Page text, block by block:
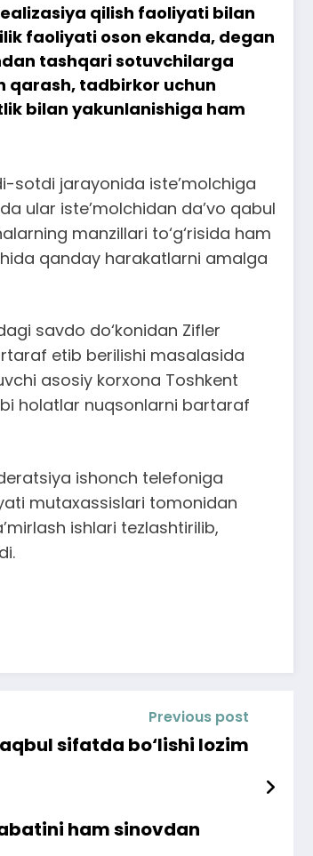
qilish faoliyati bilan
faoliyati oson ekanda, degan
tashqari sotuvchilarga
qarash, tadbirkor uchun
bilan yakunlanishiga ham
sotdi jarayonida iste’molchiga
ular iste’molchidan da’vo qabul
manzillari to‘g‘risida ham
qanday harakatlarni amalga
savdo do‘konidan Zifler
etib berilishi masalasida
asosiy korxona Toshkent
holatlar nuqsonlarni bartaraf
ishonch telefoniga
mutaxassislari tomonidan
ishlari tezlashtirilib,
Previous post
sifatda bo‘lishi lozim
ham sinovdan